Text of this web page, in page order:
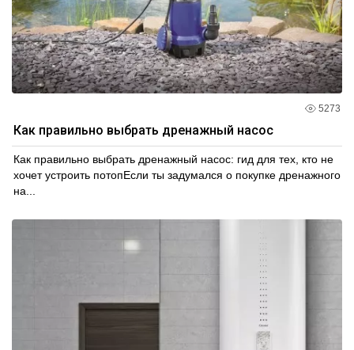
5273
Как правильно выбрать дренажный насос
Как правильно выбрать дренажный насос: гид для тех, кто не
хочет устроить потопЕсли ты задумался о покупке дренажного
на...